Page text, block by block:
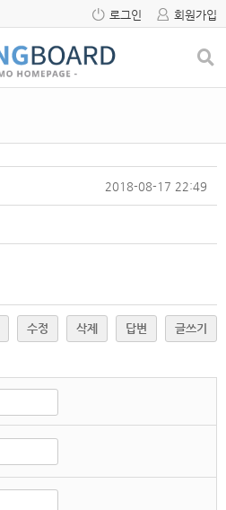
로그인 회원가입
2018-08-17 22:49
수정 삭제 답변 글쓰기